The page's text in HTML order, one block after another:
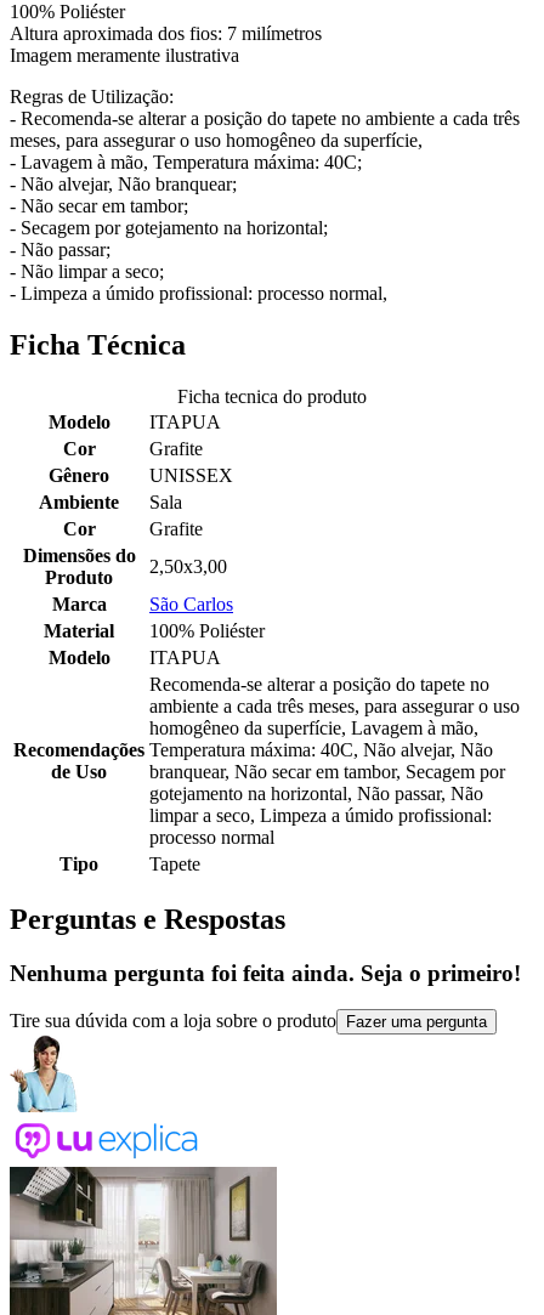
100% Poliéster
Altura aproximada dos fios: 7 milímetros
Imagem meramente ilustrativa
Regras de Utilização:
- Recomenda-se alterar a posição do tapete no ambiente a cada três
meses, para assegurar o uso homogêneo da superfície,
- Lavagem à mão, Temperatura máxima: 40C;
- Não alvejar, Não branquear;
- Não secar em tambor;
- Secagem por gotejamento na horizontal;
- Não passar;
- Não limpar a seco;
- Limpeza a úmido profissional: processo normal,
Ficha Técnica
Ficha tecnica do produto
Modelo
ITAPUA
Cor
Grafite
Gênero
UNISSEX
Ambiente
Sala
Cor
Grafite
Dimensões do
Produto
2,50x3,00
Marca
São Carlos
Material
100% Poliéster
Modelo
ITAPUA
Recomendações
de Uso
Recomenda-se alterar a posição do tapete no
ambiente a cada três meses, para assegurar o uso
homogêneo da superfície, Lavagem à mão,
Temperatura máxima: 40C, Não alvejar, Não
branquear, Não secar em tambor, Secagem por
gotejamento na horizontal, Não passar, Não
limpar a seco, Limpeza a úmido profissional:
processo normal
Tipo
Tapete
Perguntas e Respostas
Nenhuma pergunta foi feita ainda. Seja o primeiro!
Tire sua dúvida com a loja sobre o produto Fazer uma pergunta